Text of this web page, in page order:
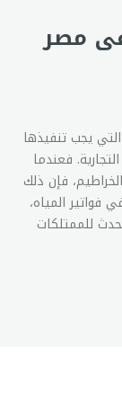
مصر
يجب تنفيذها
فعندما
فإن ذلك
المياه،
للممتلكات